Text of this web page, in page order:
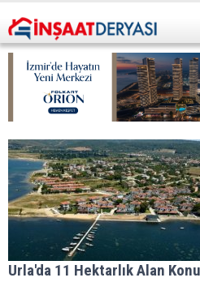
Urla'da 11 Hektarlık Alan